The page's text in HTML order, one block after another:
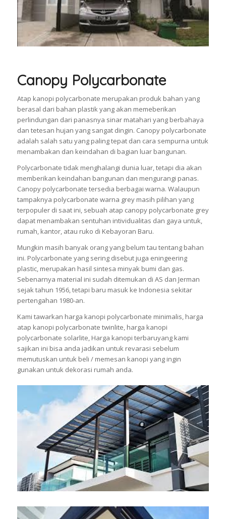
Canopy Polycarbonate
Atap kanopi polycarbonate merupakan produk bahan yang
berasal dari bahan plastik yang akan memeberikan
perlindungan dari panasnya sinar matahari yang berbahaya
dan tetesan hujan yang sangat dingin. Canopy polycarbonate
adalah salah satu yang paling tepat dan cara sempurna untuk
menambakan dan keindahan di bagian luar bangunan.
Polycarbonate tidak menghalangi dunia luar, tetapi dia akan
memberikan keindahan bangunan dan mengurangi panas.
Canopy polycarbonate tersedia berbagai warna. Walaupun
tampaknya polycarbonate warna grey masih pilihan yang
terpopuler di saat ini, sebuah atap canopy polycarbonate grey
dapat menambakan sentuhan intividualitas dan gaya untuk,
rumah, kantor, atau ruko di Kebayoran Baru.
Mungkin masih banyak orang yang belum tau tentang bahan
ini. Polycarbonate yang sering disebut juga eningeering
plastic, merupakan hasil sintesa minyak bumi dan gas.
Sebenarnya material ini sudah ditemukan di AS dan Jerman
sejak tahun 1956, tetapi baru masuk ke Indonesia sekitar
pertengahan 1980-an.
Kami tawarkan harga kanopi polycarbonate minimalis, harga
atap kanopi polycarbonate twinlite, harga kanopi
polycarbonate solarlite, Harga kanopi terbaruyang kami
sajikan ini bisa anda jadikan untuk revarasi sebelum
memutuskan untuk beli / memesan kanopi yang ingin
gunakan untuk dekorasi rumah anda.